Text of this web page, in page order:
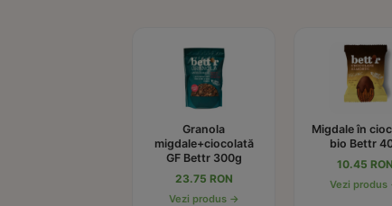
Granola
migdale+ciocolată
GF Bettr 300g
23.75 RON
Vezi produs →
Migdale în
bio Bettr
10.45 RON
Vezi produs